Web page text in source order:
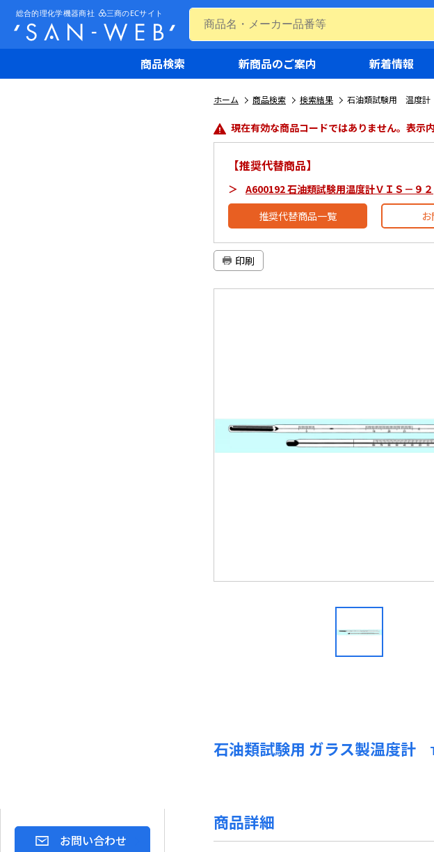
商品検索 新商品のご案内 新着情報
ホーム 商品検索 検索結果 石油類試験用 温度計
現在有効な商品コードではありません。表示
【推奨代替商品】
A600192 石油類試験用温度計ＶＩＳ－９２
推奨代替商品一覧
印刷
石油類試験用 ガラス製温度計
商品詳細
お問い合わせ